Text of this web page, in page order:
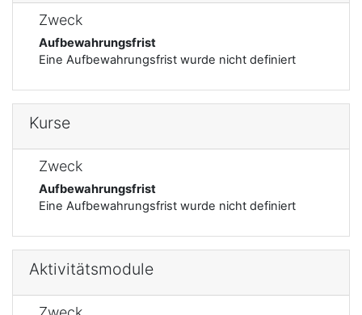
Zweck
Aufbewahrungsfrist
Eine Aufbewahrungsfrist wurde nicht definiert
Kurse
Zweck
Aufbewahrungsfrist
Eine Aufbewahrungsfrist wurde nicht definiert
Aktivitätsmodule